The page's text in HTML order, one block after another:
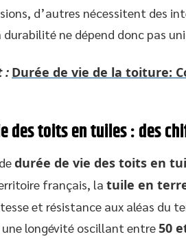
d’autres nécessitent des
ne dépend donc pas
: Durée de vie de la toiture:
des toits en tuiles : des
durée de vie des toits en
français, la tuile en
et résistance aux aléas du
une longévité oscillant entre50